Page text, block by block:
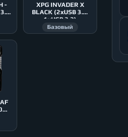
-
XPG INVADER X
BLACK (2xUSB 3.0,
1xUSB 3.2)
Базовый